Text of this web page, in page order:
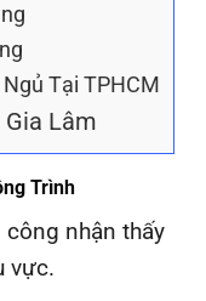
Tại TPHCM
Gia Lâm
Trình
nhận thấy
vực.